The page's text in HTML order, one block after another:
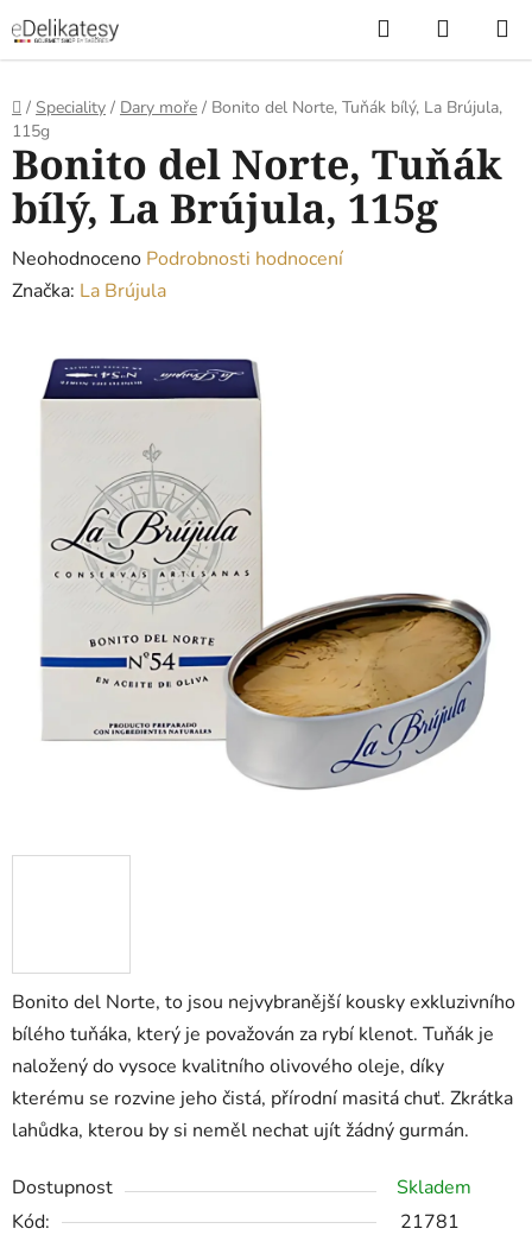
na
obsah
Hledat
KOŠÍK
Domů
/ Speciality / Dary moře / Bonito del Norte, Tuňák bílý, La Brújula,
115g
Bonito del Norte, to jsou nejvybranější kousky exkluzivního
bílého tuňáka, který je považován za rybí klenot. Tuňák je
naložený do vysoce kvalitního olivového oleje, díky
kterému se rozvine jeho čistá, přírodní masitá chuť. Zkrátka
lahůdka, kterou by si neměl nechat ujít žádný gurmán.
Dostupnost
Skladem
Kód:
21781
Bonito del Norte, Tuňák
bílý, La Brújula, 115g
Průměrné
hodnocení
hvězdiček.
Neohodnoceno Podrobnosti hodnocení
Značka: La Brújula